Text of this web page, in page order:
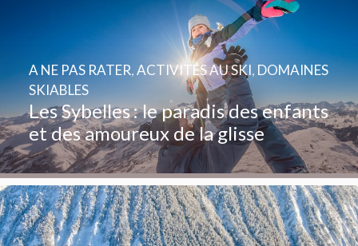
Les Sybelles : le paradis des enfants
et des amoureux de la glisse
A NE PAS RATER,ACTIVITÉS AU SKI, DOMAINES
SKIABLES